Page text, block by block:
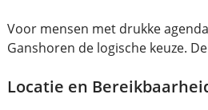
Voor mensen met drukke
Ganshoren de logische keuze.
Locatie en